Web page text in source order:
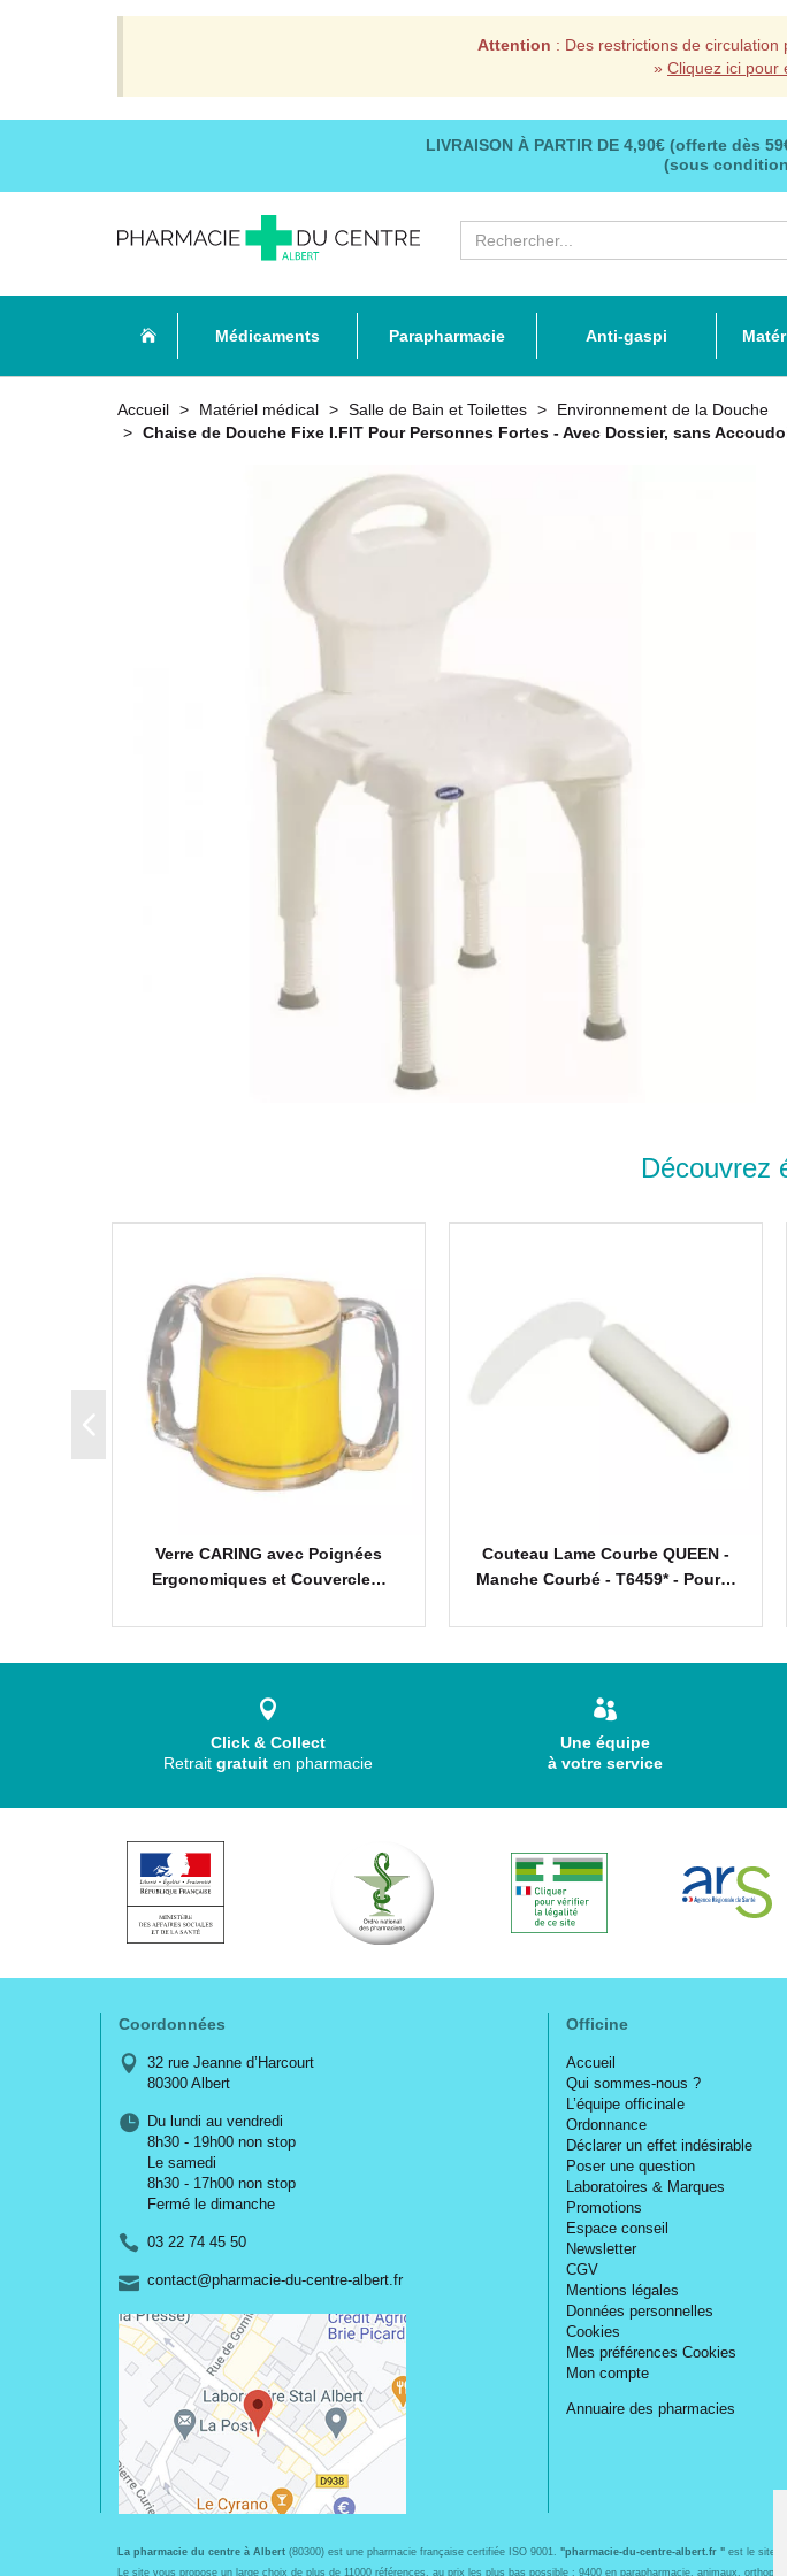
Attention : Des restrictions de circulation
» Cliquez ici pour
LIVRAISON À PARTIR DE 4,90€ (offerte dès
(sous
Médicaments Parapharmacie Anti-gaspi
Accueil Matériel médical Salle de Bain et Toilettes
Environnement de la Douche
Chaise de Douche Fixe I.FIT Pour Personnes Fortes - Avec Dossier, sans
Découvrez
Verre CARING avec Poignées
Ergonomiques et Couvercle…
Couteau Lame Courbe QUEEN -
Manche Courbé - T6459* - Pour…
Click & Collect
Retraitgratuit en pharmacie
Une équipe
à votre service
Coordonnées
32 rue Jeanne d’Harcourt
80300 Albert
Du lundi au vendredi
8h30 - 19h00 non stop
Le samedi
8h30 - 17h00 non stop
Fermé le dimanche
03 22 74 45 50
contact-
@-
pharmacie-du-centre-albert.fr
Officine
Accueil
Qui sommes-nous ?
L’équipe officinale
Ordonnance
Déclarer un effet indésirable
Poser une question
Laboratoires & Marques
Promotions
Espace conseil
Newsletter
CGV
Mentions légales
Données personnelles
Cookies
Mes préférences Cookies
Mon compte
Annuaire des pharmacies
La pharmacie du centre à Albert (80300) est une pharmacie française certifiée ISO 9001. "pharmacie-du-centre-albert.fr " est le site
Le site vous propose un large choix de plus de 11000 références, au prix les plus bas possible : 9400 en parapharmacie, animaux,